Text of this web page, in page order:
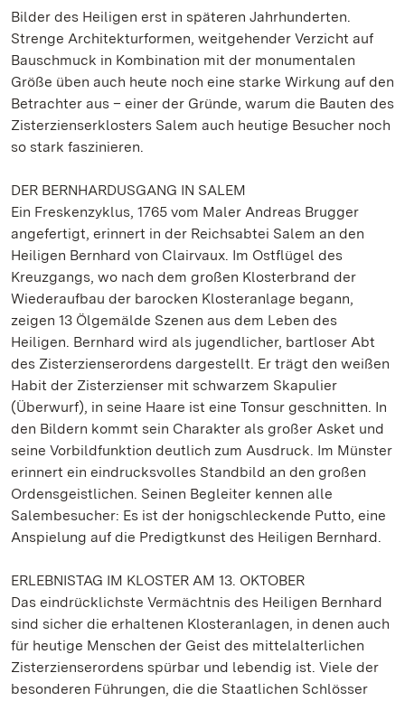
Bilder des Heiligen erst in späteren Jahrhunderten.
Strenge Architekturformen, weitgehender Verzicht auf
Bauschmuck in Kombination mit der monumentalen
Größe üben auch heute noch eine starke Wirkung auf den
Betrachter aus – einer der Gründe, warum die Bauten des
Zisterzienserklosters Salem auch heutige Besucher noch
so stark faszinieren.
DER BERNHARDUSGANG IN SALEM
Ein Freskenzyklus, 1765 vom Maler Andreas Brugger
angefertigt, erinnert in der Reichsabtei Salem an den
Heiligen Bernhard von Clairvaux. Im Ostflügel des
Kreuzgangs, wo nach dem großen Klosterbrand der
Wiederaufbau der barocken Klosteranlage begann,
zeigen 13 Ölgemälde Szenen aus dem Leben des
Heiligen. Bernhard wird als jugendlicher, bartloser Abt
des Zisterzienserordens dargestellt. Er trägt den weißen
Habit der Zisterzienser mit schwarzem Skapulier
(Überwurf), in seine Haare ist eine Tonsur geschnitten. In
den Bildern kommt sein Charakter als großer Asket und
seine Vorbildfunktion deutlich zum Ausdruck. Im Münster
erinnert ein eindrucksvolles Standbild an den großen
Ordensgeistlichen. Seinen Begleiter kennen alle
Salembesucher: Es ist der honigschleckende Putto, eine
Anspielung auf die Predigtkunst des Heiligen Bernhard.
ERLEBNISTAG IM KLOSTER AM 13. OKTOBER
Das eindrücklichste Vermächtnis des Heiligen Bernhard
sind sicher die erhaltenen Klosteranlagen, in denen auch
für heutige Menschen der Geist des mittelalterlichen
Zisterzienserordens spürbar und lebendig ist. Viele der
besonderen Führungen, die die Staatlichen Schlösser